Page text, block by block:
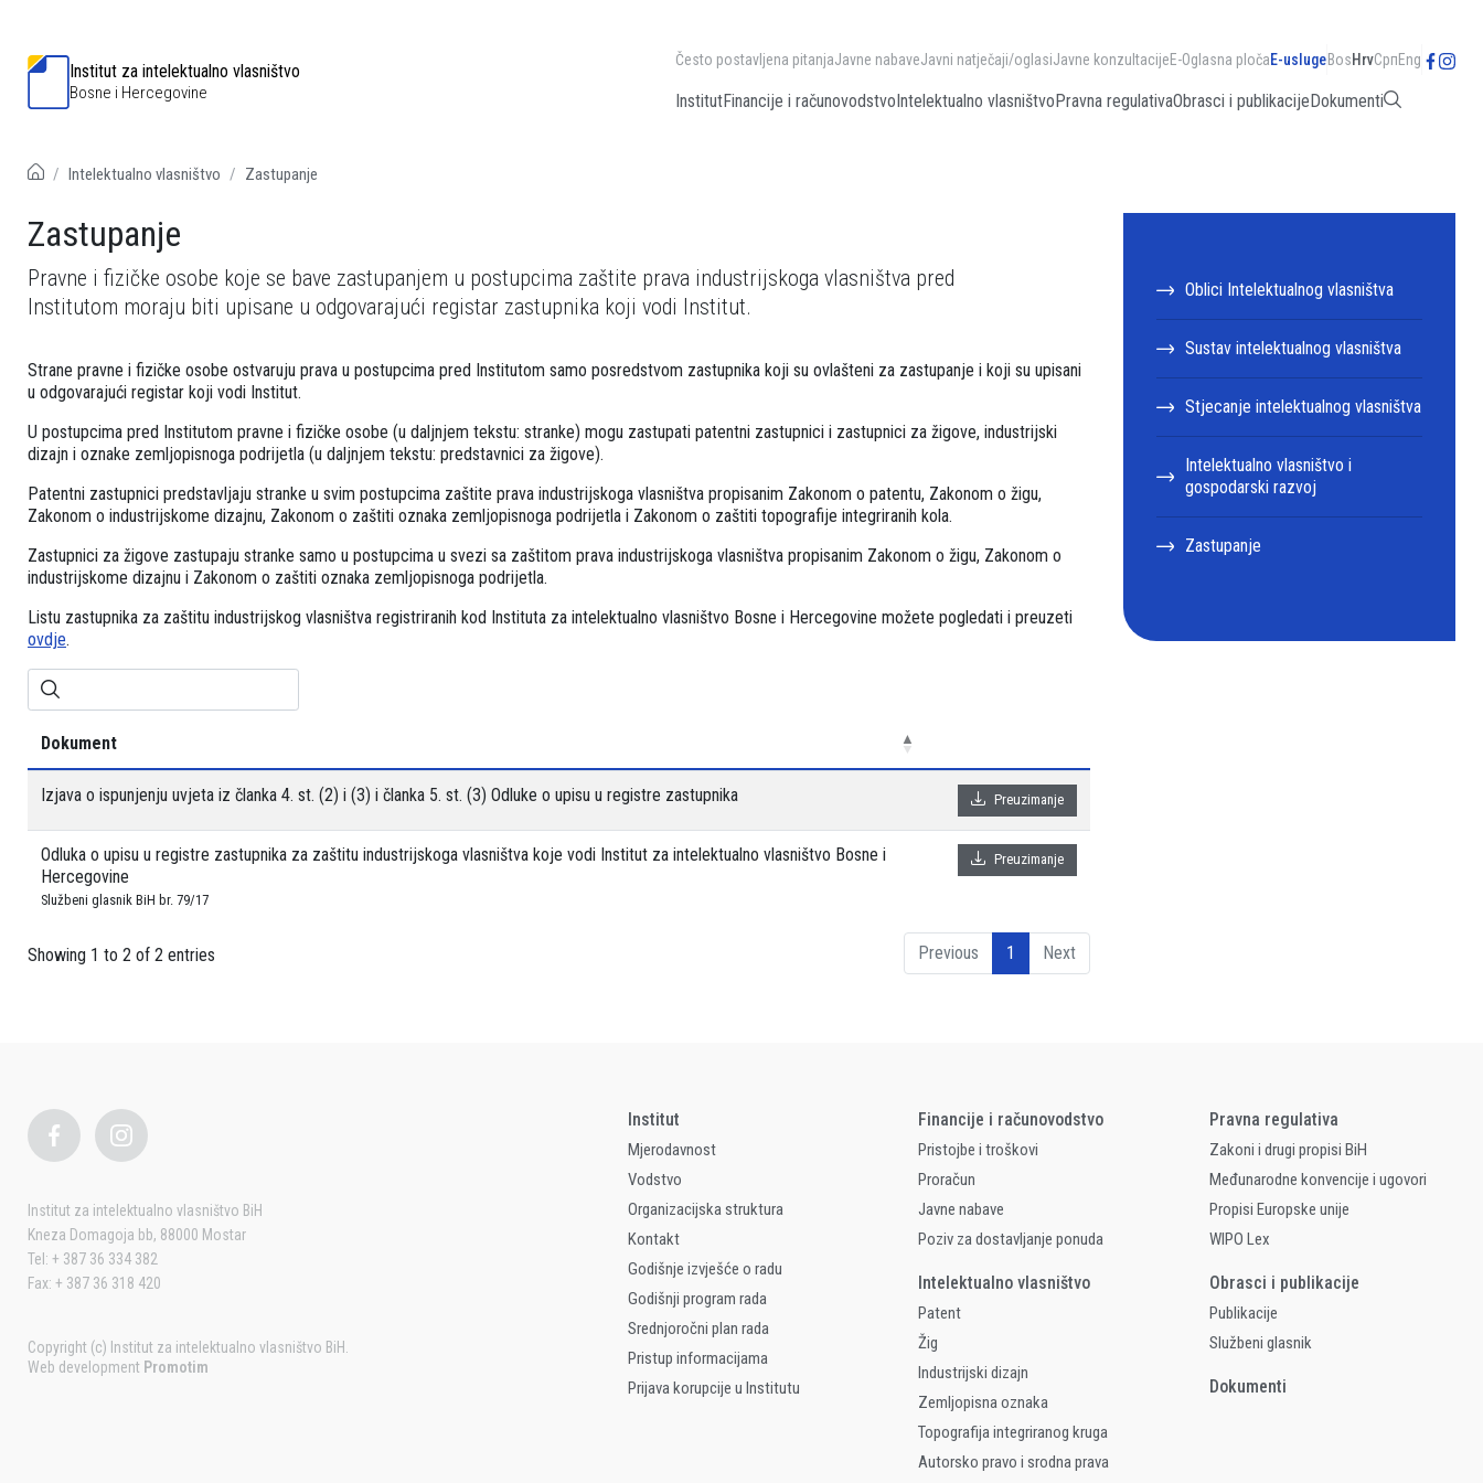
Institut za intelektualno vlasništvo
Bosne i Hercegovine
Često postavljena pitanjaJavne nabaveJavni natječaji/oglasiJavne konzultacijeE-Oglasna pločaE-uslugeBosHrvСрпEng
InstitutFinancije i računovodstvoIntelektualno vlasništvoPravna regulativaObrasci i publikacijeDokumenti
Intelektualno vlasništvo Zastupanje
Zastupanje
Pravne i fizičke osobe koje se bave zastupanjem u postupcima zaštite prava industrijskoga vlasništva pred
Institutom moraju biti upisane u odgovarajući registar zastupnika koji vodi Institut.
Strane pravne i fizičke osobe ostvaruju prava u postupcima pred Institutom samo posredstvom zastupnika koji su ovlašteni za zastupanje i koji su upisani
u odgovarajući registar koji vodi Institut.
U postupcima pred Institutom pravne i fizičke osobe (u daljnjem tekstu: stranke) mogu zastupati patentni zastupnici i zastupnici za žigove, industrijski
dizajn i oznake zemljopisnoga podrijetla (u daljnjem tekstu: predstavnici za žigove).
Patentni zastupnici predstavljaju stranke u svim postupcima zaštite prava industrijskoga vlasništva propisanim Zakonom o patentu, Zakonom o žigu,
Zakonom o industrijskome dizajnu, Zakonom o zaštiti oznaka zemljopisnoga podrijetla i Zakonom o zaštiti topografije integriranih kola.
Zastupnici za žigove zastupaju stranke samo u postupcima u svezi sa zaštitom prava industrijskoga vlasništva propisanim Zakonom o žigu, Zakonom o
industrijskome dizajnu i Zakonom o zaštiti oznaka zemljopisnoga podrijetla.
Listu zastupnika za zaštitu industrijskog vlasništva registriranih kod Instituta za intelektualno vlasništvo Bosne i Hercegovine možete pogledati i preuzeti
ovdje.
Dokument
Izjava o ispunjenju uvjeta iz članka 4. st. (2) i (3) i članka 5. st. (3) Odluke o upisu u registre zastupnika Preuzimanje
Odluka o upisu u registre zastupnika za zaštitu industrijskoga vlasništva koje vodi Institut za intelektualno vlasništvo Bosne i
Hercegovine
Službeni glasnik BiH br. 79/17
Preuzimanje
Showing 1 to 2 of 2 entries Previous 1 Next
Oblici Intelektualnog vlasništva
Sustav intelektualnog vlasništva
Stjecanje intelektualnog vlasništva
Intelektualno vlasništvo i
gospodarski razvoj
Zastupanje
Institut za intelektualno vlasništvo BiH
Kneza Domagoja bb, 88000 Mostar
Tel: + 387 36 334 382
Fax: + 387 36 318 420
Copyright (c) Institut za intelektualno vlasništvo BiH.
Web development Promotim
Institut
Mjerodavnost
Vodstvo
Organizacijska struktura
Kontakt
Godišnje izvješće o radu
Godišnji program rada
Srednjoročni plan rada
Pristup informacijama
Prijava korupcije u Institutu
Financije i računovodstvo
Pristojbe i troškovi
Proračun
Javne nabave
Poziv za dostavljanje ponuda
Intelektualno vlasništvo
Patent
Žig
Industrijski dizajn
Zemljopisna oznaka
Topografija integriranog kruga
Autorsko pravo i srodna prava
Pravna regulativa
Zakoni i drugi propisi BiH
Međunarodne konvencije i ugovori
Propisi Europske unije
WIPO Lex
Obrasci i publikacije
Publikacije
Službeni glasnik
Dokumenti